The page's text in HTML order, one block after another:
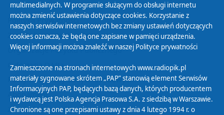
Polityka Prywatności
Zasady korzystania z Serwisu
Organizacje Pożytku Publicznego
Cyfryzacja DAB+
Polityka ochrony danych osobowych
Abonament
Zamówienia publiczne
multimedialnych. W programie służącym do obsługi internetu
można zmienić ustawienia dotyczące cookies. Korzystanie z
naszych serwisów internetowych bez zmiany ustawień dotyczących
cookies oznacza, że będą one zapisane w pamięci urządzenia.
Więcej informacji można znaleźć w naszej Polityce prywatności
Zamieszczone na stronach internetowych www.radiopik.pl
materiały sygnowane skrótem „PAP” stanowią element Serwisów
Informacyjnych PAP, będących bazą danych, których producentem
i wydawcą jest Polska Agencja Prasowa S.A. z siedzibą w Warszawie.
Chronione są one przepisami ustawy z dnia 4 lutego 1994 r. o